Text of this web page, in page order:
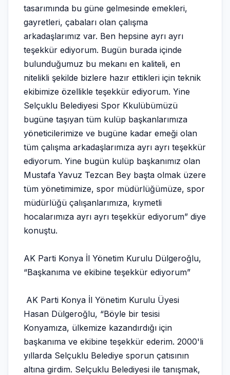
tasarımında bu güne gelmesinde emekleri,
gayretleri, çabaları olan çalışma
arkadaşlarımız var. Ben hepsine ayrı ayrı
teşekkür ediyorum. Bugün burada içinde
bulunduğumuz bu mekanı en kaliteli, en
nitelikli şekilde bizlere hazır ettikleri için teknik
ekibimize özellikle teşekkür ediyorum. Yine
Selçuklu Belediyesi Spor Kkulübümüzü
bugüne taşıyan tüm kulüp başkanlarımıza
yöneticilerimize ve bugüne kadar emeği olan
tüm çalışma arkadaşlarımıza ayrı ayrı teşekkür
ediyorum. Yine bugün kulüp başkanımız olan
Mustafa Yavuz Tezcan Bey başta olmak üzere
tüm yönetimimize, spor müdürlüğümüze, spor
müdürlüğü çalışanlarımıza, kıymetli
hocalarımıza ayrı ayrı teşekkür ediyorum” diye
konuştu.
AK Parti Konya İl Yönetim Kurulu Dülgeroğlu,
“Başkanıma ve ekibine teşekkür ediyorum”
AK Parti Konya İl Yönetim Kurulu Üyesi
Hasan Dülgeroğlu, “Böyle bir tesisi
Konyamıza, ülkemize kazandırdığı için
başkanıma ve ekibine teşekkür ederim. 2000'li
yıllarda Selçuklu Belediye sporun çatısının
altına girdim. Selçuklu Belediyesi ile tanışmak,